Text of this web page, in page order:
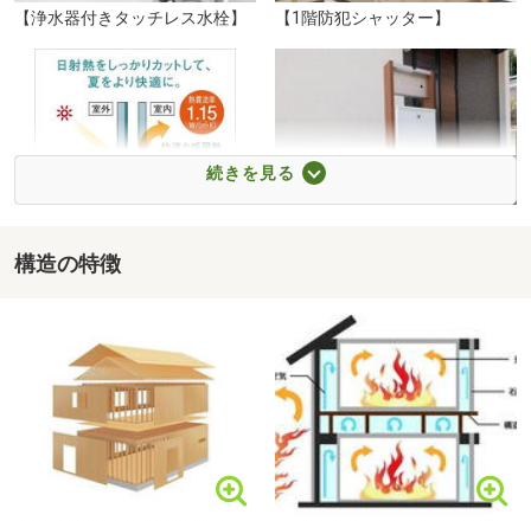
資料やネット情報だけでは分からない“リアルな住み心
地”をぜひ現地でご体感ください。理想のマイホーム探しを
しっかりサポートいたします◎
【浄水器付きタッチレス水栓】 【1階防犯シャッター】
【断熱性能を高めるアルゴンガ
続きを見る
構造の特徴